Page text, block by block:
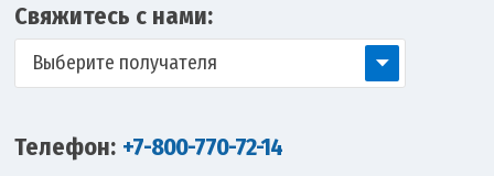
Свяжитесь с нами:
Выберите получателя
Телефон: +7-800-770-72-14